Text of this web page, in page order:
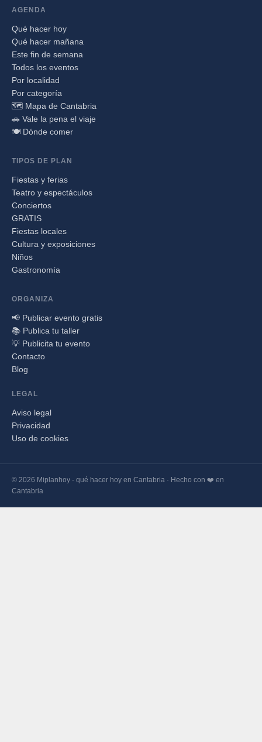
AGENDA
Qué hacer hoy
Qué hacer mañana
Este fin de semana
Todos los eventos
Por localidad
Por categoría
🗺️ Mapa de Cantabria
🚗 Vale la pena el viaje
🍽️ Dónde comer
TIPOS DE PLAN
Fiestas y ferias
Teatro y espectáculos
Conciertos
GRATIS
Fiestas locales
Cultura y exposiciones
Niños
Gastronomía
ORGANIZA
📢 Publicar evento gratis
📚 Publica tu taller
💡 Publicita tu evento
Contacto
Blog
LEGAL
Aviso legal
Privacidad
Uso de cookies
© 2026 Miplanhoy - qué hacer hoy en Cantabria · Hecho con ❤️ en
Cantabria